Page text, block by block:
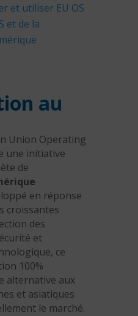
et utiliser EU OS
et de la
au
Union Operating
une initiative
de
en réponse
croissantes
des
et
ce
100%
alternative aux
et asiatiques
le marché.